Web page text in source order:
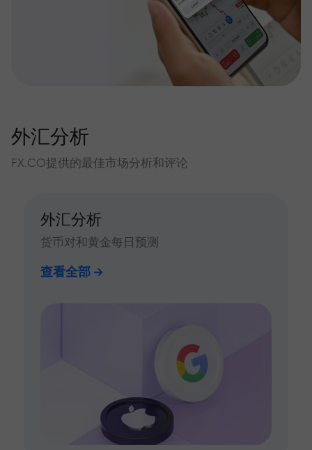
外汇分析
FX.CO提供的最佳市场分析和评论
外汇分析
货币对和黄金每日预测
查看全部